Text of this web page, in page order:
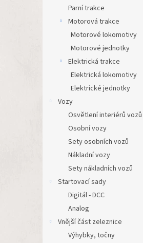
Parní trakce
Motorová trakce
Motorové lokomotivy
Motorové jednotky
Elektrická trakce
Elektrická lokomotivy
Elektrické jednotky
Vozy
Osvětlení interiérů vozů
Osobní vozy
Sety osobních vozů
Nákladní vozy
Sety nákladních vozů
Startovací sady
Digitál - DCC
Analog
Vnější část zeleznice
Výhybky, točny